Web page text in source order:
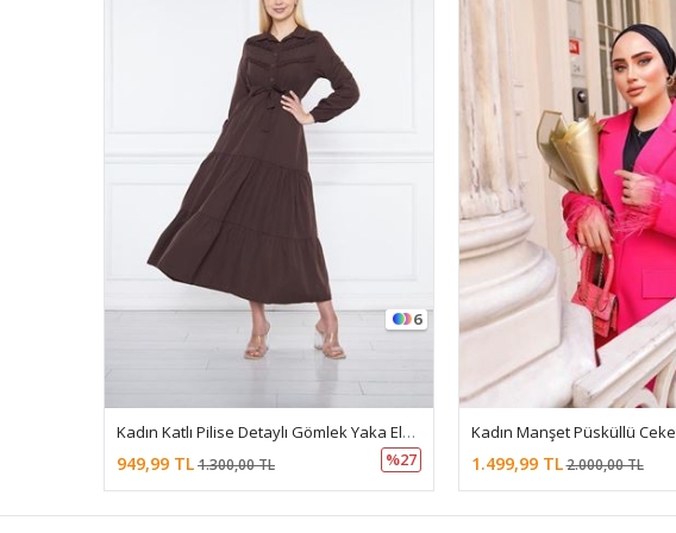
6
Kadın Katlı Pilise Detaylı Gömlek Yaka Elbise
949,99 TL1.300,00 TL %27 1.499,99 TL2.000,00 TL